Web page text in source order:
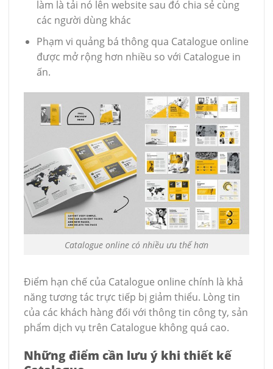
làm là tải nó lên website sau đó chia sẻ cùng
các người dùng khác
Phạm vi quảng bá thông qua Catalogue online
được mở rộng hơn nhiều so với Catalogue in
ấn.
Catalogue online có nhiều ưu thế hơn
Điểm hạn chế của Catalogue online chính là khả
năng tương tác trực tiếp bị giảm thiểu. Lòng tin
của các khách hàng đối với thông tin công ty, sản
phẩm dịch vụ trên Catalogue không quá cao.
Những điểm cần lưu ý khi thiết kế